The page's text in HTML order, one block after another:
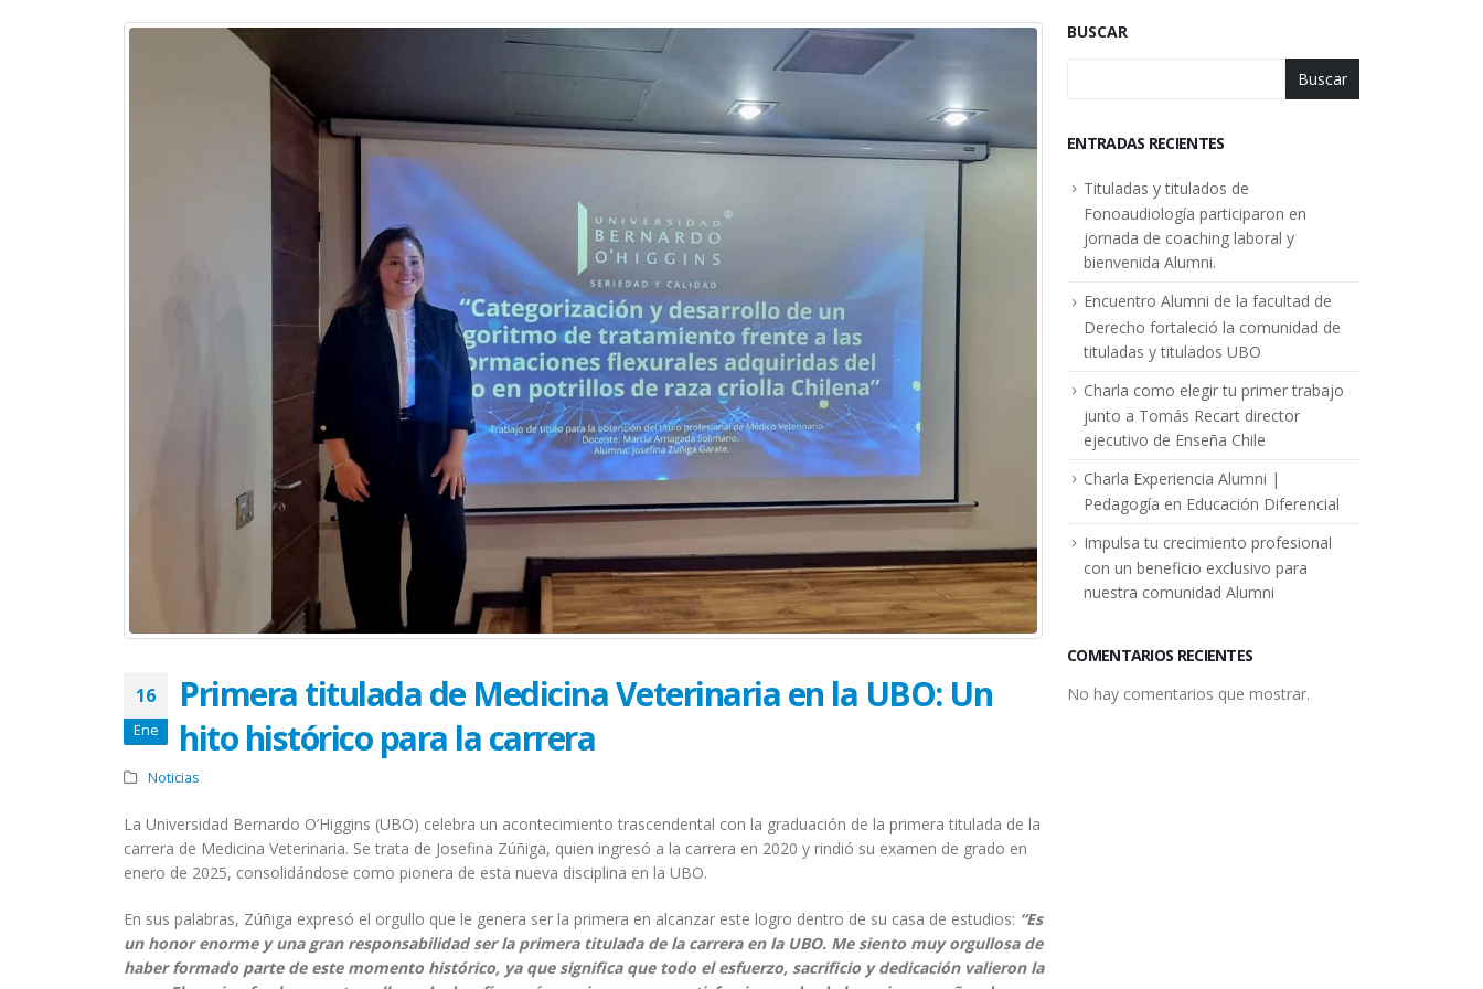
16
Ene
Primera titulada de Medicina Veterinaria en la UBO: Un
hito histórico para la carrera
Noticias
La Universidad Bernardo O’Higgins (UBO) celebra un acontecimiento trascendental con la graduación de la primera titulada de la
carrera de Medicina Veterinaria. Se trata de Josefina Zúñiga, quien ingresó a la carrera en 2020 y rindió su examen de grado en
enero de 2025, consolidándose como pionera de esta nueva disciplina en la UBO.
En sus palabras, Zúñiga expresó el orgullo que le genera ser la primera en alcanzar este logro dentro de su casa de estudios: “Es
un honor enorme y una gran responsabilidad ser la primera titulada de la carrera en la UBO. Me siento muy orgullosa de
haber formado parte de este momento histórico, ya que significa que todo el esfuerzo, sacrificio y dedicación valieron la
BUSCAR
Buscar
ENTRADAS RECIENTES
Tituladas y titulados de
Fonoaudiología participaron en
jornada de coaching laboral y
bienvenida Alumni.
Encuentro Alumni de la facultad de
Derecho fortaleció la comunidad de
tituladas y titulados UBO
Charla como elegir tu primer trabajo
junto a Tomás Recart director
ejecutivo de Enseña Chile
Charla Experiencia Alumni |
Pedagogía en Educación Diferencial
Impulsa tu crecimiento profesional
con un beneficio exclusivo para
nuestra comunidad Alumni
COMENTARIOS RECIENTES
No hay comentarios que mostrar.